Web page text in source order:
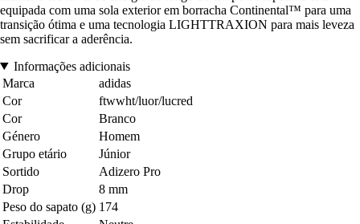
equipada com uma sola exterior em borracha Continental™ para uma
transição ótima e uma tecnologia LIGHTTRAXION para mais leveza
sem sacrificar a aderência.
Informações adicionais
Marca
adidas
Cor
ftwwht/luor/lucred
Cor
Branco
Género
Homem
Grupo etário
Júnior
Sortido
Adizero Pro
Drop
8 mm
Peso do sapato (g) 174